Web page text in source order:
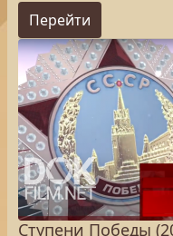
Перейти
Ступени Победы